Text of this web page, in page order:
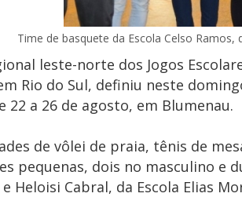
Time de basquete da Escola Celso
leste-norte dos Jogos
Rio do Sul, definiu neste
22 a 26 de agosto, em Blumenau.
de vôlei de praia, tênis de
pequenas, dois no masculino e
Heloisi Cabral, da Escola Elias